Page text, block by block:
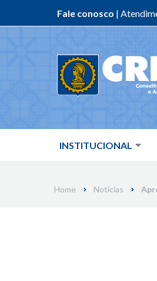
Fale conosco |
INSTITUCIONAL
Home Notícias